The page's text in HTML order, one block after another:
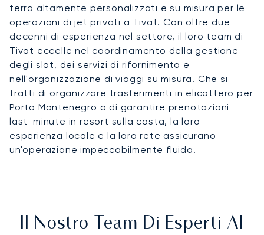
terra altamente personalizzati e su misura per le
operazioni di jet privati a Tivat. Con oltre due
decenni di esperienza nel settore, il loro team di
Tivat eccelle nel coordinamento della gestione
degli slot, dei servizi di rifornimento e
nell'organizzazione di viaggi su misura. Che si
tratti di organizzare trasferimenti in elicottero per
Porto Montenegro o di garantire prenotazioni
last-minute in resort sulla costa, la loro
esperienza locale e la loro rete assicurano
un'operazione impeccabilmente fluida.
Il Nostro Team Di Esperti Al